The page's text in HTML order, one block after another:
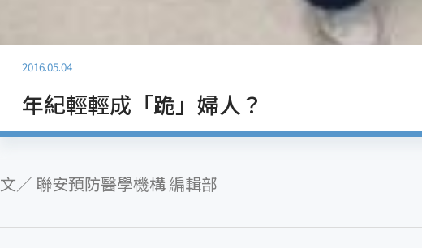
2016.05.04
年紀輕輕成「跪」婦人？
文／ 聯安預防醫學機構 編輯部